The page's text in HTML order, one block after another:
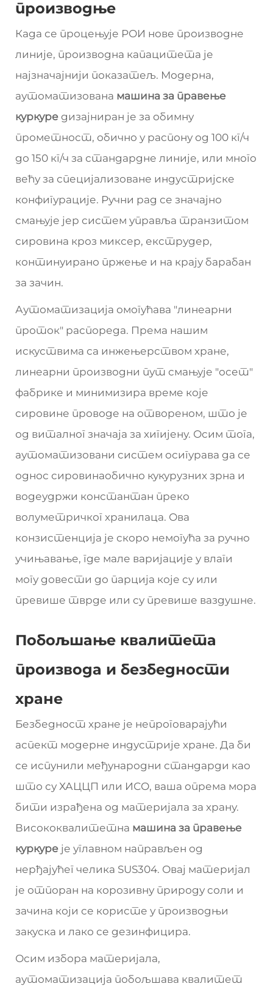
производње
Када се процењује РОИ нове производне
линије, производна капацитета је
најзначајнији показатељ. Модерна,
аутоматизована машина за правење
куркуре дизајниран је за обимну
прометност, обично у распону од 100 кг/ч
до 150 кг/ч за стандардне линије, или много
већу за специјализоване индустријске
конфигурације. Ручни рад се значајно
смањује јер систем управља транзитом
сировина кроз миксер, екструдер,
континуирано пржење и на крају барабан
за зачин.
Аутоматизација омогућава "линеарни
проток" распореда. Према нашим
искуствима са инжењерством хране,
линеарни производни пут смањује "осет"
фабрике и минимизира време које
сировине проводе на отвореном, што је
од виталног значаја за хигијену. Осим тога,
аутоматизовани систем осигурава да се
однос сировинаобично кукурузних зрна и
водеудржи константан преко
волуметричког хранилаца. Ова
конзистенција је скоро немогућа за ручно
учињавање, где мале варијације у влаги
могу довести до парција које су или
превише тврде или су превише ваздушне.
Побољшање квалитета
производа и безбедности
хране
Безбедност хране је непроговарајући
аспект модерне индустрије хране. Да би
се испунили међународни стандарди као
што су ХАЦЦП или ИСО, ваша опрема мора
бити израђена од материјала за храну.
Висококвалитетна машина за правење
куркуре је углавном направљен од
нерђајућег челика SUS304. Овај материјал
је отпоран на корозивну природу соли и
зачина који се користе у производњи
закуска и лако се дезинфицира.
Осим избора материјала,
аутоматизација побољшава квалитет